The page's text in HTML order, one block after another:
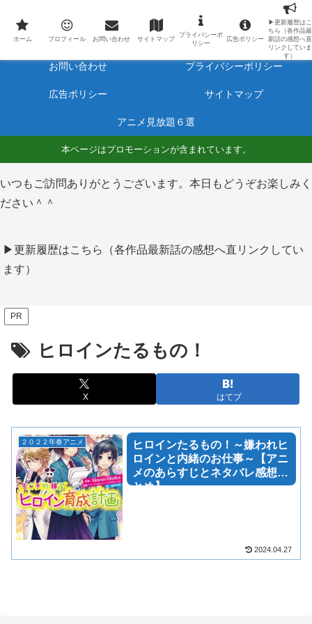
最新アニメのあらすじと感想をネタバレ有りで毎日更新しています。
ホーム プロフィール
お問い合わせ プライバシーポリシー
広告ポリシー サイトマップ
アニメ見放題６選
本ページはプロモーションが含まれています。
いつもご訪問ありがとうございます。本日もどうぞお楽しみく
ださい＾＾
▶更新履歴はこちら（各作品最新話の感想へ直リンクしてい
ます）
PR
ヒロインたるもの！
X はてブ
２０２２年春アニメ
ヒロインたるもの！～嫌われヒ
ロインと内緒のお仕事～【アニ
メのあらすじとネタバレ感想ま
とめ】
2024.04.27
ホーム プロフィール お問い合わせ サイトマップ
プライバシーポ
リシー
広告ポリシー
▶更新履歴はこ
ちら（各作品最
新話の感想へ直
リンクしていま
す）